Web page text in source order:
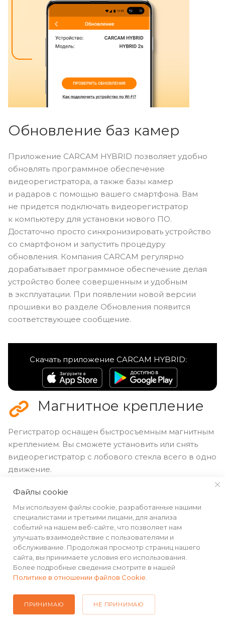
Обновление баз камер
Приложение CARCAM HYBRID позволяет удобно
обновлять программное обеспечение
видеорегистратора, а также базы камер
и радаров с помощью вашего смартфона. Вам
не придется подключать видеорегистратор
к компьютеру для установки нового ПО.
Достаточно просто синхронизировать устройство
со смартфоном и запустить процедуру
обновления. Компания CARCAM регулярно
дорабатывает программное обеспечение делая
устройство более совершенным и удобным
в эксплуатации. При появлении новой версии
прошивки во разделе Обновления появится
соответствующее сообщение.
Скачать приложение CARCAM HYBRID:
Магнитное крепление
Регистратор оснащен быстросъемным магнитным
креплением. Вы сможете установить или снять
видеорегистратор с лобового стекла всего в одно
движение.
Вам не придется каждый раз отключать кабель
питания и провод дополнительной камеры, чтобы
снять видеорегистратор со стекла. Порты для
питания и дополнительной камеры встроены
в магнитное крепление.
Файлы cookie
Мы используем файлы cookie, разработанные нашими
специалистами и третьими лицами, для анализа
событий на нашем веб-сайте, что позволяет нам
улучшать взаимодействие с пользователями и
обслуживание. Продолжая просмотр страниц нашего
сайта, вы принимаете условия его использования.
Более подробные сведения смотрите в нашей
Политике в отношении файлов Cookie
ПРИНИМАЮ НЕ ПРИНИМАЮ